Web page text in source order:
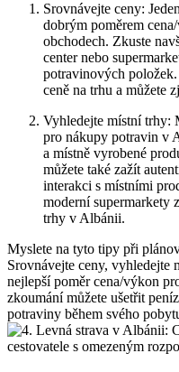
Srovnávejte ‍ceny:
dobrým poměrem
obchodech. ⁣Zkuste
center nebo⁤
potravinových
ceně⁣ na trhu a můžete
Vyhledejte místní trhy:⁣
pro nákupy potravin​ v
⁤a ⁣místně vyrobené‍
můžete ⁣také ⁢zažít
interakci ⁢s místními
moderní supermarkety
trhy ⁢v Albánii.
Myslete ‌na tyto tipy při
Srovnávejte ceny, vyhledejte
nejlepší⁣ poměr cena/výkon
zkoumání můžete ušetřit
potraviny během svého